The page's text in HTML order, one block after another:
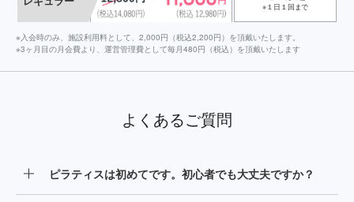
※１日１回まで
※入会時のみ、施設利用料として、2,000円（税込2,200円）を頂戴いたします。
※3ヶ月目の月会費より、運営管理費として毎月480円（税込）を頂戴いたします
よくあるご質問
ピラティスは初めてです。初心者でも大丈夫ですか？